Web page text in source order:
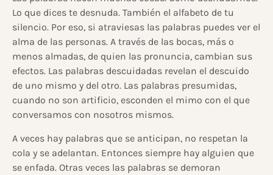
Lo que dices te desnuda. También el alfabeto de tu
silencio. Por eso, si atraviesas las palabras puedes ver el
alma de las personas. A través de las bocas, más o
menos almadas, de quien las pronuncia, cambian sus
efectos. Las palabras descuidadas revelan el descuido
de uno mismo y del otro. Las palabras presumidas,
cuando no son artificio, esconden el mimo con el que
conversamos con nosotros mismos.
A veces hay palabras que se anticipan, no respetan la
cola y se adelantan. Entonces siempre hay alguien que
se enfada. Otras veces las palabras se demoran